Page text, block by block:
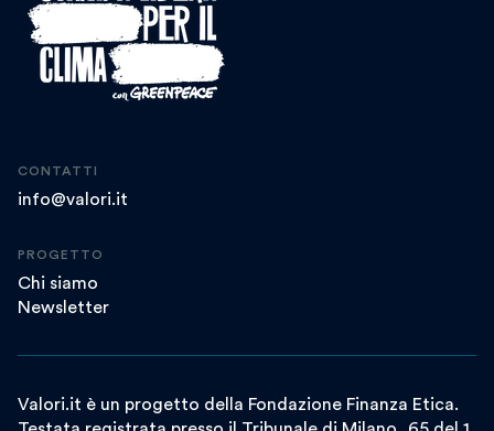
CONTATTI
info@valori.it
PROGETTO
Chi siamo
Newsletter
Valori.it è un progetto della Fondazione Finanza Etica.